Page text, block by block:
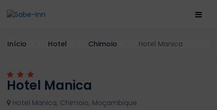
Início Hotel Chimoio Hotel Manica
Hotel Manica
Hotel Manica, Chimoio, Moçambique